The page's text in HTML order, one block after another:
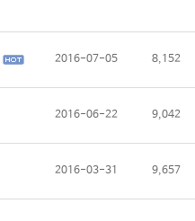
2016-07-05 8,152
2016-06-22 9,042
2016-03-31 9,657